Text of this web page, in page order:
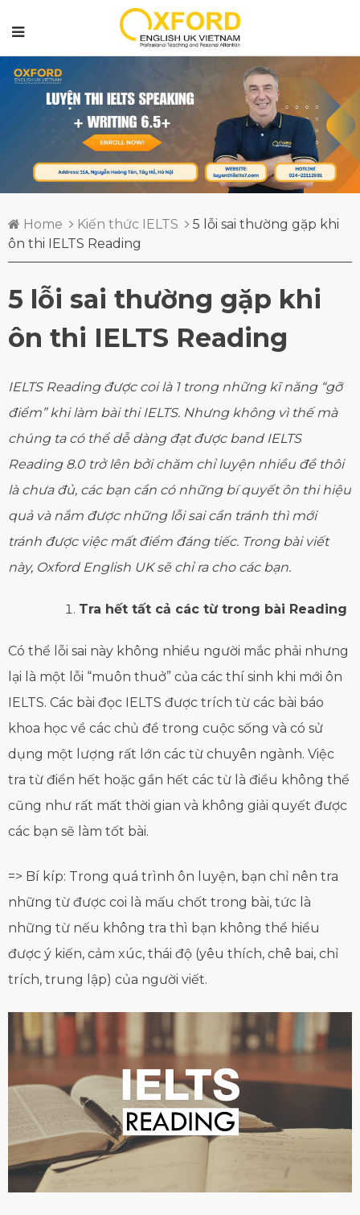
Home Kiến thức IELTS
5 lỗi sai thường gặp khi
ôn thi IELTS Reading
5 lỗi sai thường gặp khi
ôn thi IELTS Reading
IELTS Reading được coi là 1 trong những kĩ năng “gỡ
điểm” khi làm bài thi IELTS. Nhưng không vì thế mà
chúng ta có thể dễ dàng đạt được band IELTS
Reading 8.0 trở lên bởi chăm chỉ luyện nhiều đề thôi
là chưa đủ, các bạn cần có những bí quyết ôn thi hiệu
quả và nắm được những lỗi sai cần tránh thì mới
tránh được việc mất điểm đáng tiếc. Trong bài viết
này, Oxford English UK sẽ chỉ ra cho các bạn.
Tra hết tất cả các từ trong bài Reading
Có thể lỗi sai này không nhiều người mắc phải nhưng
lại là một lỗi “muôn thuở” của các thí sinh khi mới ôn
IELTS. Các bài đọc IELTS được trích từ các bài báo
khoa học về các chủ đề trong cuộc sống và có sử
dụng một lượng rất lớn các từ chuyên ngành. Việc
tra từ điển hết hoặc gần hết các từ là điều không thể
cũng như rất mất thời gian và không giải quyết được
các bạn sẽ làm tốt bài.
=> Bí kíp: Trong quá trình ôn luyện, bạn chỉ nên tra
những từ được coi là mấu chốt trong bài, tức là
những từ nếu không tra thì bạn không thể hiểu
được ý kiến, cảm xúc, thái độ (yêu thích, chê bai, chỉ
trích, trung lập) của người viết.